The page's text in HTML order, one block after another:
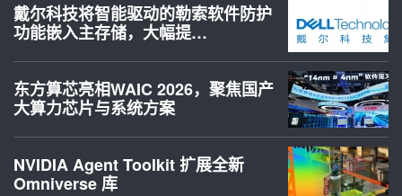
戴尔科技将智能驱动的勒索软件防护
功能嵌入主存储，大幅提…
东方算芯亮相WAIC 2026，聚焦国产
大算力芯片与系统方案
NVIDIA Agent Toolkit 扩展全新
Omniverse 库